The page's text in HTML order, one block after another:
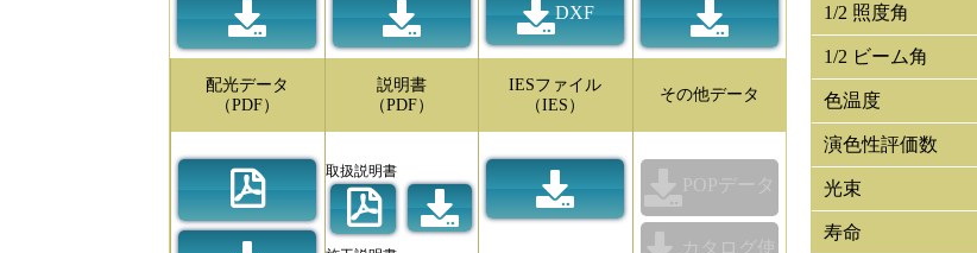
DXF
配光データ
（PDF）
説明書
（PDF）
取扱説明書
IESファイル
（IES）
その他データ
POPデータ
カタログ使
1/2 照度角
1/2 ビーム角
色温度
演色性評価数
光束
寿命